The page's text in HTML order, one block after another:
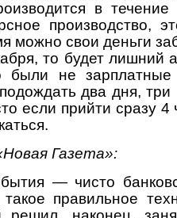
в течение
производство,
можно свои деньги
то будет лишний
были не
два дня,
если прийти сразу 4
Газета»:
— чисто
правильное